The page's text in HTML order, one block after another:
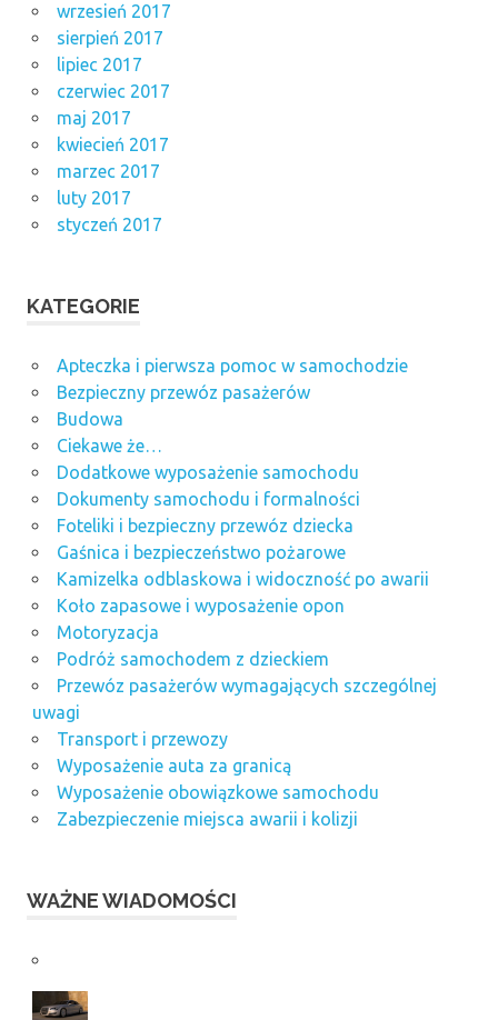
wrzesień 2017
sierpień 2017
lipiec 2017
czerwiec 2017
maj 2017
kwiecień 2017
marzec 2017
luty 2017
styczeń 2017
KATEGORIE
Apteczka i pierwsza pomoc w samochodzie
Bezpieczny przewóz pasażerów
Budowa
Ciekawe że…
Dodatkowe wyposażenie samochodu
Dokumenty samochodu i formalności
Foteliki i bezpieczny przewóz dziecka
Gaśnica i bezpieczeństwo pożarowe
Kamizelka odblaskowa i widoczność po awarii
Koło zapasowe i wyposażenie opon
Motoryzacja
Podróż samochodem z dzieckiem
Przewóz pasażerów wymagających szczególnej
uwagi
Transport i przewozy
Wyposażenie auta za granicą
Wyposażenie obowiązkowe samochodu
Zabezpieczenie miejsca awarii i kolizji
WAŻNE WIADOMOŚCI